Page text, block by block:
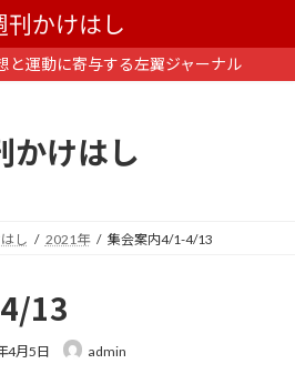
と運動に寄与する左翼ジャーナル
かけはし
し 2021年 集会案内4/1-4/13
13
4月5日 admin